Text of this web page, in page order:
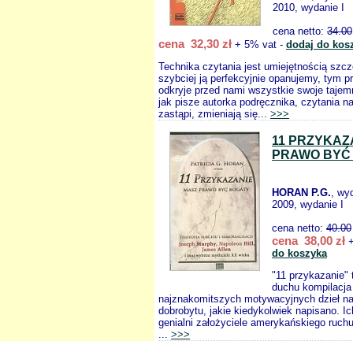
2010, wydanie I
cena netto: 34.00
cena 32,30 zł + 5% vat - dodaj do
Technika czytania jest umiejętnością
szybciej ją perfekcyjnie opanujemy, tym
odkryje przed nami wszystkie swoje
jak pisze autorka podręcznika, czytania
zastąpi, zmieniają się... >>>
11
PRAWO
HORAN P.G.,
2009, wydanie I
cena netto: 40.00
cena 38,00 zł
do koszyka
"11 przykazanie"
duchu
najznakomitszych motywacyjnych dzieł
dobrobytu, jakie kiedykolwiek napisano.
genialni założyciele amerykańskiego
... >>>